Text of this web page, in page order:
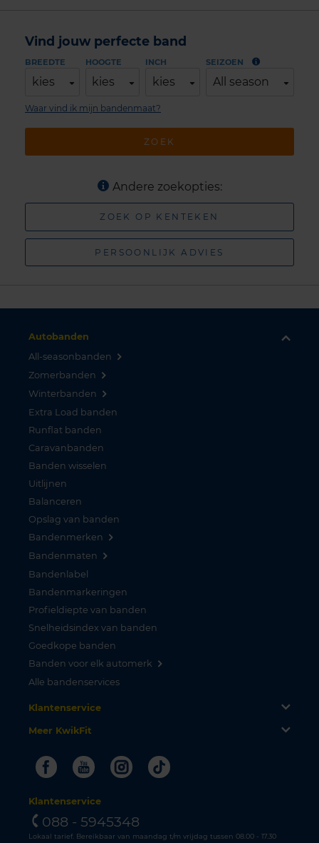
Vind jouw perfecte band
BREEDTE
kies
HOOGTE
kies
INCH
kies
SEIZOEN
All season
ZOEK
Waar vind ik mijn bandenmaat?
Andere zoekopties:
ZOEK OP KENTEKEN
PERSOONLIJK ADVIES
Autobanden
All-seasonbanden
Zomerbanden
Winterbanden
Extra Load banden
Runflat banden
Caravanbanden
Banden wisselen
Uitlijnen
Balanceren
Opslag van banden
Bandenmerken
Bandenmaten
Bandenlabel
Bandenmarkeringen
Profieldiepte van banden
Snelheidsindex van banden
Goedkope banden
Banden voor elk automerk
Alle bandenservices
Klantenservice
Meer KwikFit
FacebookYoutubeInstagram
Tiktok
Klantenservice
088 - 5945348
Lokaal tarief. Bereikbaar van maandag t/m vrijdag tussen 08.00 - 17.30